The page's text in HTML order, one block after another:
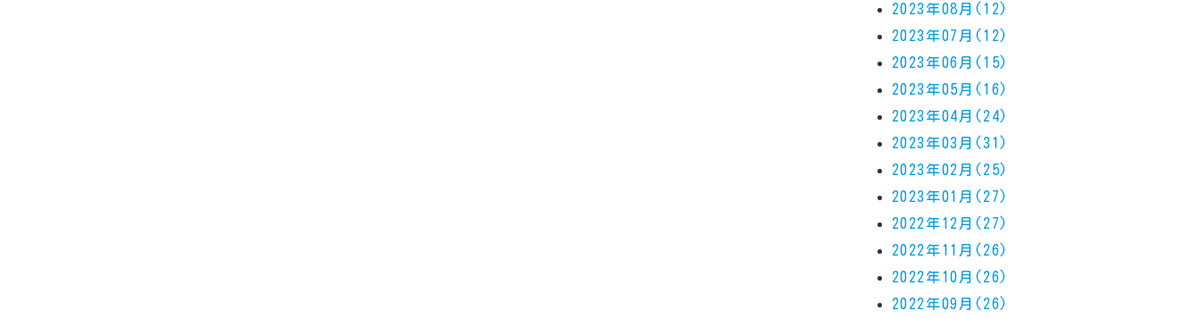
2023年08月(12)
2023年07月(12)
2023年06月(15)
2023年05月(16)
2023年04月(24)
2023年03月(31)
2023年02月(25)
2023年01月(27)
2022年12月(27)
2022年11月(26)
2022年10月(26)
2022年09月(26)